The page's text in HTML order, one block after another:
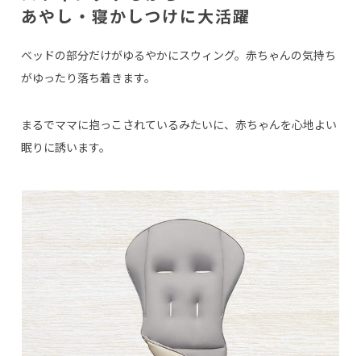
あやし・寝かしつけに大活躍
ベッドの部分だけがゆるやかにスウィング。赤ちゃんの気持ち
がゆったり落ち着きます。
まるでママに抱っこされているみたいに、赤ちゃんを心地よい
眠りに誘います。